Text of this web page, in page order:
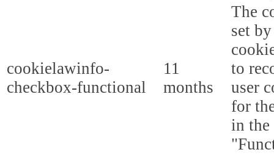
cookielawinfo-
checkbox-functional
11
months
The
set
to
user
for
in the